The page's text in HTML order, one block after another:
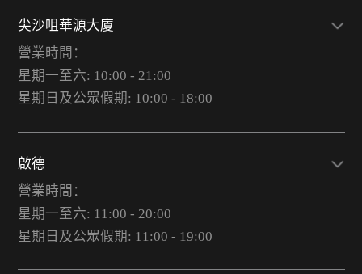
尖沙咀華源大廈
營業時間：
星期一至六: 10:00 - 21:00
星期日及公眾假期: 10:00 - 18:00
啟德
營業時間：
星期一至六: 11:00 - 20:00
星期日及公眾假期: 11:00 - 19:00